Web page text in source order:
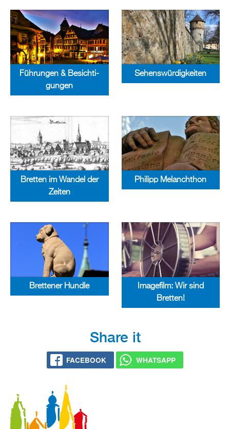
Füh­run­gen & Be­sich­ti­
gun­gen
Se­hens­wür­dig­kei­ten
Brett­en im Wan­del der
Zei­ten
Phil­ipp Me­lan­chthon
Brettener Hund­le
Image­film: Wir sind
Brett­en!
Share it
FACE­BOOK WHATS­APP